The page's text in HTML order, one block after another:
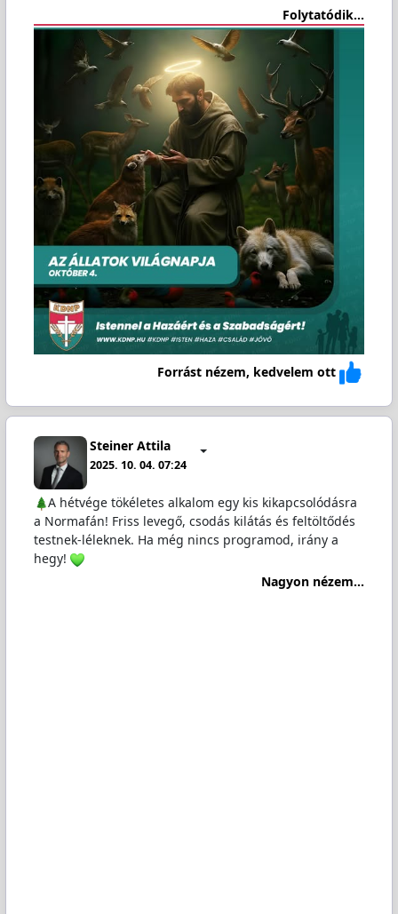
Folytatódik...
Forrást nézem, kedvelem ott
Steiner Attila
2025. 10. 04. 07:24
A hétvége tökéletes alkalom egy kis kikapcsolódásra
a Normafán! Friss levegő, csodás kilátás és feltöltődés
testnek-léleknek. Ha még nincs programod, irány a
hegy!
Nagyon nézem...